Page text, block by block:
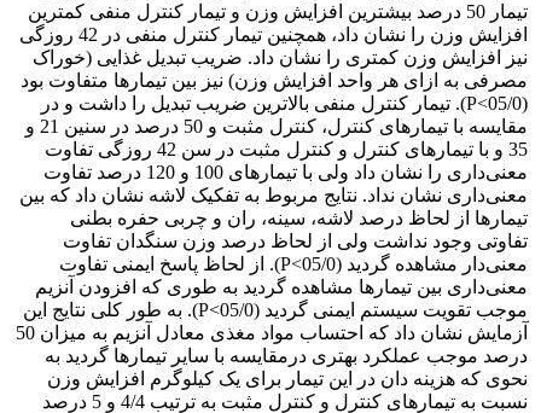
تیمار 50 درصد بیشترین افزایش وزن و تیمار کنترل منفی کمترین
افزایش وزن را نشان داد، همچنین تیمار کنترل منفی در 42 روزگی
نیز افزایش وزن کمتری را نشان داد. ضریب تبدیل غذایی (خوراک
مصرفی به ازای هر واحد افزایش وزن) نیز بین تیمارها متفاوت بود
(05/0‌>P). تیمار کنترل منفی بالاترین ضریب تبدیل را داشت و در
مقایسه با تیمارهای کنترل، کنترل مثبت و 50 درصد در سنین 21 و
35 و با تیمارهای کنترل و کنترل مثبت در سن 42 روزگی تفاوت
معنی‌داری را نشان داد ولی با تیمارهای 100 و 120 درصد تفاوت
معنی‌داری نشان نداد. نتایج مربوط به تفکیک لاشه نشان داد که بین
تیمارها از لحاظ درصد لاشه، سینه، ران و چربی حفره بطنی
تفاوتی وجود نداشت ولی از لحاظ درصد وزن سنگدان تفاوت
معنی‌دار مشاهده گردید (05/0‌>P). از لحاظ پاسخ ایمنی تفاوت
معنی‌داری بین تیمارها مشاهده گردید به طوری که افزودن آنزیم
موجب تقویت سیستم ایمنی گردید (05/0‌>P). به طور کلی نتایج این
آزمایش نشان داد که احتساب مواد مغذی معادل آنزیم به میزان 50
درصد موجب عملکرد بهتری درمقایسه با سایر تیمارها گردید به
نحوی که هزینه دان در این تیمار برای یک کیلوگرم افزایش وزن
نسبت به تیمارهای کنترل و کنترل مثبت به ترتیب 4/4 و 5 درصد